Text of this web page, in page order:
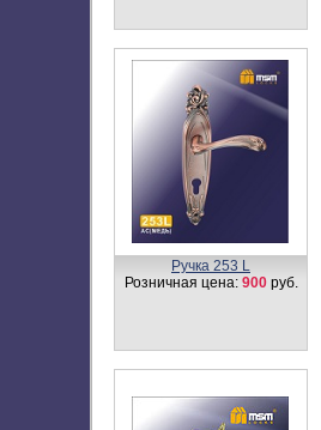
Ручка 253 L
Розничная цена: 900руб.